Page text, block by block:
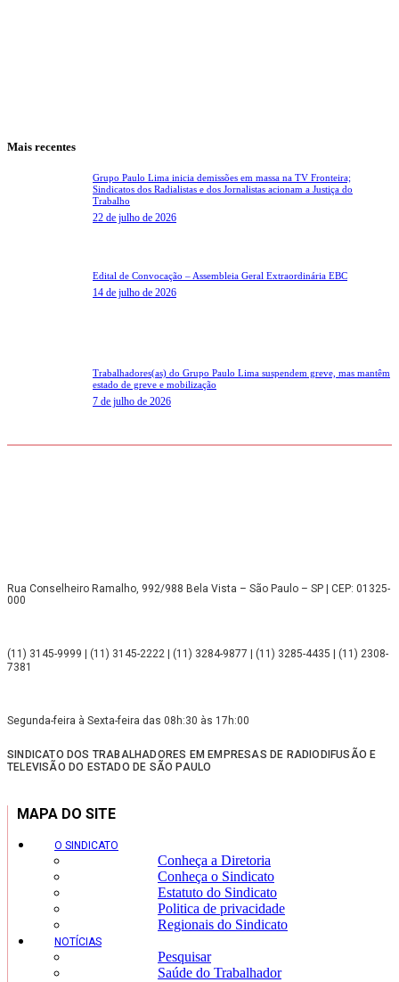
Mais recentes
Grupo Paulo Lima inicia demissões em massa na TV Fronteira;
Sindicatos dos Radialistas e dos Jornalistas acionam a Justiça do
Trabalho
22 de julho de 2026
Edital de Convocação – Assembleia Geral Extraordinária EBC
14 de julho de 2026
Trabalhadores(as) do Grupo Paulo Lima suspendem greve, mas mantêm
estado de greve e mobilização
7 de julho de 2026
Rua Conselheiro Ramalho, 992/988 Bela Vista – São Paulo – SP | CEP: 01325-
000
(11) 3145-9999 | (11) 3145-2222 | (11) 3284-9877 | (11) 3285-4435 | (11) 2308-
7381
Segunda-feira à Sexta-feira das 08h:30 às 17h:00
SINDICATO DOS TRABALHADORES EM EMPRESAS DE RADIODIFUSÃO E
TELEVISÃO DO ESTADO DE SÃO PAULO
MAPA DO SITE
O SINDICATO
Conheça a Diretoria
Conheça o Sindicato
Estatuto do Sindicato
Politica de privacidade
Regionais do Sindicato
NOTÍCIAS
Pesquisar
Saúde do Trabalhador